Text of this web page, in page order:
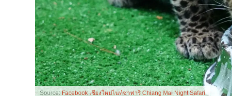
Source: Facebook เชียงใหม่ไนท์ซาฟารี Chiang Mai Night Safari